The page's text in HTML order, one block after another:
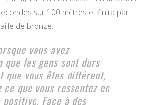
sur 100 mètres et finira par
de bronze.
vous avez
que les gens sont durs
que vous êtes différent,
que vous ressentez en
Face à des